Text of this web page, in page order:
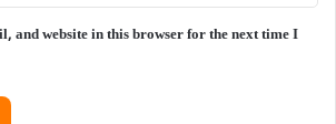
and website in this browser for the next time I